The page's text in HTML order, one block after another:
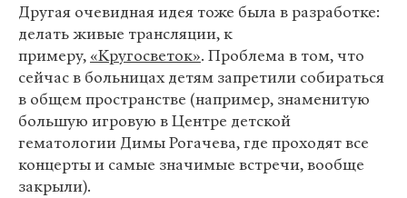
Другая очевидная идея тоже была в разработке:
делать живые трансляции, к
примеру, «Кругосветок». Проблема в том, что
сейчас в больницах детям запретили собираться
в общем пространстве (например, знаменитую
большую игровую в Центре детской
гематологии Димы Рогачева, где проходят все
концерты и самые значимые встречи, вообще
закрыли).